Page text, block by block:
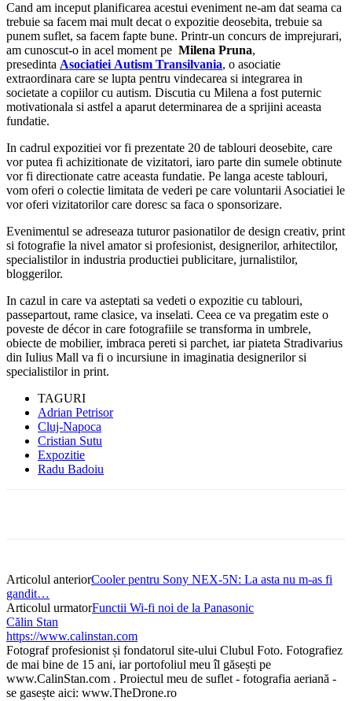
Cand am inceput planificarea acestui eveniment ne-am dat seama ca
trebuie sa facem mai mult decat o expozitie deosebita, trebuie sa
punem suflet, sa facem fapte bune. Printr-un concurs de imprejurari,
am cunoscut-o in acel moment pe Milena Pruna,
presedinta Asociatiei Autism Transilvania, o asociatie
extraordinara care se lupta pentru vindecarea si integrarea in
societate a copiilor cu autism. Discutia cu Milena a fost puternic
motivationala si astfel a aparut determinarea de a sprijini aceasta
fundatie.
In cadrul expozitiei vor fi prezentate 20 de tablouri deosebite, care
vor putea fi achizitionate de vizitatori, iaro parte din sumele obtinute
vor fi directionate catre aceasta fundatie. Pe langa aceste tablouri,
vom oferi o colectie limitata de vederi pe care voluntarii Asociatiei le
vor oferi vizitatorilor care doresc sa faca o sponsorizare.
Evenimentul se adreseaza tuturor pasionatilor de design creativ, print
si fotografie la nivel amator si profesionist, designerilor, arhitectilor,
specialistilor in industria productiei publicitare, jurnalistilor,
bloggerilor.
In cazul in care va asteptati sa vedeti o expozitie cu tablouri,
passepartout, rame clasice, va inselati. Ceea ce va pregatim este o
poveste de décor in care fotografiile se transforma in umbrele,
obiecte de mobilier, imbraca pereti si parchet, iar piateta Stradivarius
din Iulius Mall va fi o incursiune in imaginatia designerilor si
specialistilor in print.
TAGURI
Adrian Petrisor
Cluj-Napoca
Cristian Sutu
Expozitie
Radu Badoiu
Articolul anteriorCooler pentru Sony NEX-5N: La asta nu m-as fi
gandit…
Articolul urmatorFunctii Wi-fi noi de la Panasonic
Călin Stan
https://www.calinstan.com
Fotograf profesionist și fondatorul site-ului Clubul Foto. Fotografiez
de mai bine de 15 ani, iar portofoliul meu îl găsești pe
www.CalinStan.com . Proiectul meu de suflet - fotografia aeriană -
se gasește aici: www.TheDrone.ro